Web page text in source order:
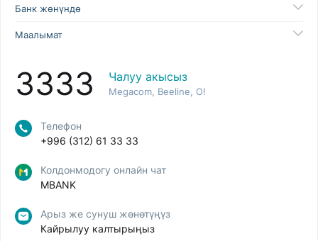
Банк жөнүндө
Маалымат
3333 Чалуу акысыз
Megacom, Beeline, O!
Телефон
+996 (312) 61 33 33
Колдонмодогу онлайн чат
MBANK
Арыз же сунуш жөнөтүңүз
Кайрылуу калтырыңыз